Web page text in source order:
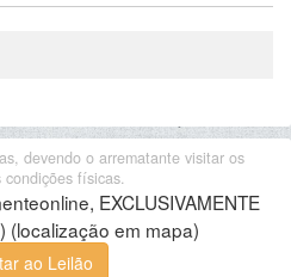
devendo o arrematante visitar os
físicas.
EXCLUSIVAMENTE
(localização em mapa)
ao Leilão